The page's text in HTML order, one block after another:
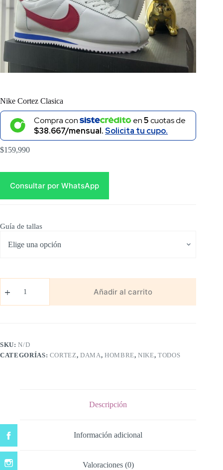
Nike Cortez Clasica
Compra con en5cuotas de
$38.667/mensual.Solicita tu cupo.
$159,990
Consultar por WhatsApp
Guía de tallas
Cortez
cantidad
Añadir al carrito
SKU:N/D
CATEGORÍAS: CORTEZ,DAMA, HOMBRE,NIKE,TODOS
Descripción
Información adicional
Valoraciones (0)